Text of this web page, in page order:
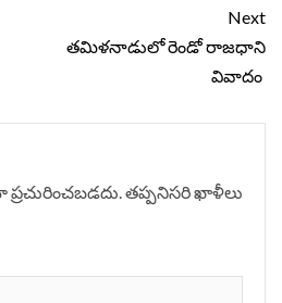
Next
తమిళనాడులో రెండో రాజధాని
వివాదం
తప్పనిసరి ఖాళీలు